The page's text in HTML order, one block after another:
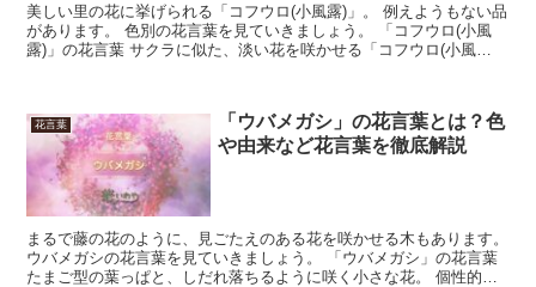
美しい里の花に挙げられる「コフウロ(小風露)」。 例えようもない品
があります。 色別の花言葉を見ていきましょう。 「コフウロ(小風
露)」の花言葉 サクラに似た、淡い花を咲かせる「コフウロ(小風
花言葉
「ウバメガシ」の花言葉とは？色
や由来など花言葉を徹底解説
まるで藤の花のように、見ごたえのある花を咲かせる木もあります。
ウバメガシの花言葉を見ていきましょう。 「ウバメガシ」の花言葉
たまご型の葉っぱと、しだれ落ちるように咲く小さな花。 個性的な